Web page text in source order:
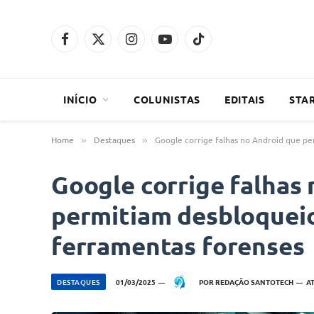
Facebook
X
InstagramYouTubeTikTok
INÍCIO COLUNISTAS EDITAIS
Home » Destaques » Google corrige falhas no Android que
Google corrige falhas
permitiam
ferramentas forenses
DESTAQUES 01/03/2025 POR REDAÇÃO SANTOTECH